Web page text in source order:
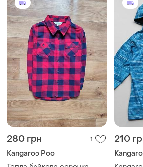
280 грн 1
Kangaroo Poo
210